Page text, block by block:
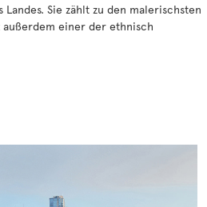
Sie zählt zu den malerischsten
außerdem einer der ethnisch